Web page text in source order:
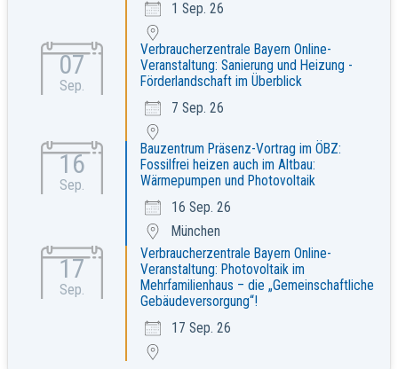
1 Sep. 26
07
Sep.
Verbraucherzentrale Bayern Online-
Veranstaltung: Sanierung und Heizung -
Förderlandschaft im Überblick
7 Sep. 26
16
Sep.
Bauzentrum Präsenz-Vortrag im ÖBZ:
Fossilfrei heizen auch im Altbau:
Wärmepumpen und Photovoltaik
16 Sep. 26
München
17
Sep.
Verbraucherzentrale Bayern Online-
Veranstaltung: Photovoltaik im
Mehrfamilienhaus – die „Gemeinschaftliche
Gebäudeversorgung“!
17 Sep. 26